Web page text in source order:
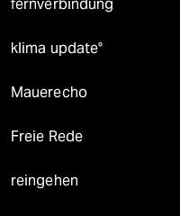
fernverbindung
klima update°
Mauerecho
Freie Rede
reingehen